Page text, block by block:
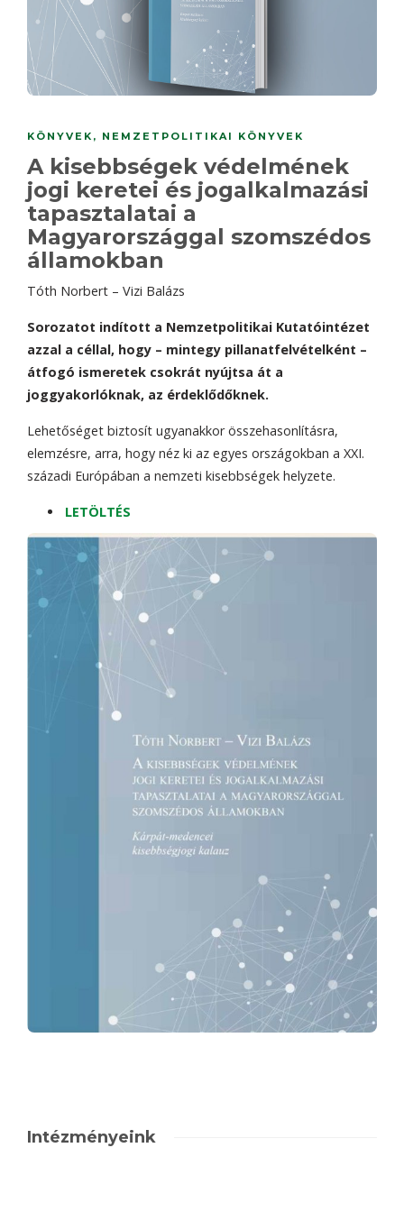
KÖNYVEK , NEMZETPOLITIKAI KÖNYVEK
A kisebbségek védelmének
jogi keretei és jogalkalmazási
tapasztalatai a
Magyarországgal szomszédos
államokban
Tóth Norbert – Vizi Balázs
Sorozatot indított a Nemzetpolitikai Kutatóintézet
azzal a céllal, hogy – mintegy pillanatfelvételként –
átfogó ismeretek csokrát nyújtsa át a
joggyakorlóknak, az érdeklődőknek.
Lehetőséget biztosít ugyanakkor összehasonlításra,
elemzésre, arra, hogy néz ki az egyes országokban a XXI.
századi Európában a nemzeti kisebbségek helyzete.
LETÖLTÉS
Intézményeink